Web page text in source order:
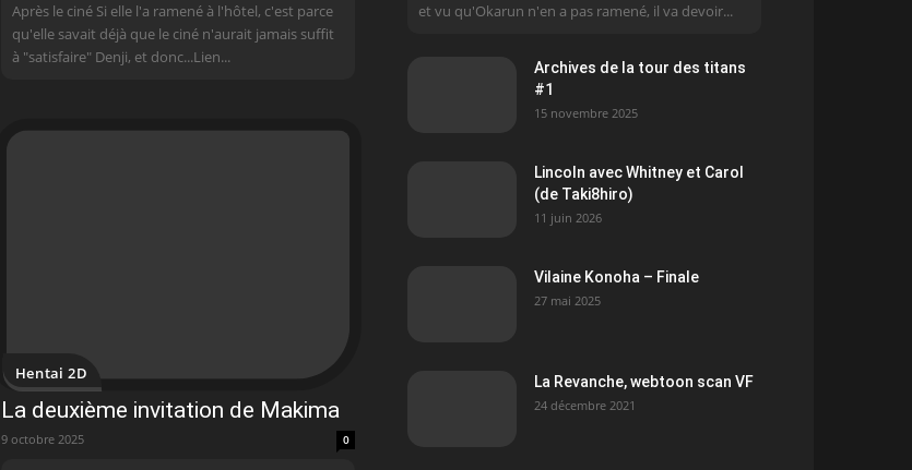
Après le ciné Si elle l'a ramené à l'hôtel, c'est parce
qu'elle savait déjà que le ciné n'aurait jamais suffit
à "satisfaire" Denji, et donc...Lien...
Hentai 2D
La deuxième invitation de Makima
9 octobre 2025 0
et vu qu'Okarun n'en a pas ramené, il va devoir...
Archives de la tour des titans
#1
15 novembre 2025
Lincoln avec Whitney et Carol
(de Taki8hiro)
11 juin 2026
Vilaine Konoha – Finale
27 mai 2025
La Revanche, webtoon scan VF
24 décembre 2021